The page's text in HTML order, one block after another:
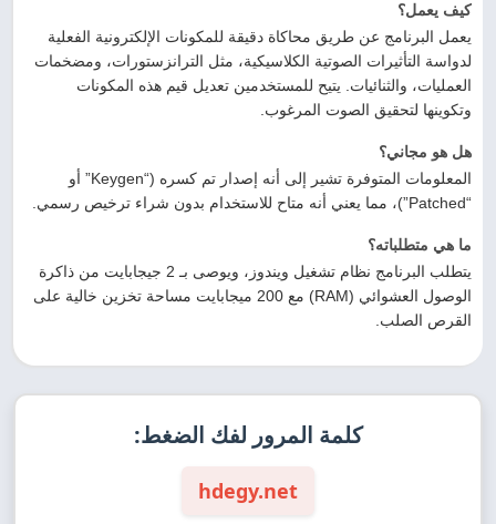
كيف يعمل؟
يعمل البرنامج عن طريق محاكاة دقيقة للمكونات الإلكترونية الفعلية
لدواسة التأثيرات الصوتية الكلاسيكية، مثل الترانزستورات، ومضخمات
العمليات، والثنائيات. يتيح للمستخدمين تعديل قيم هذه المكونات
وتكوينها لتحقيق الصوت المرغوب.
هل هو مجاني؟
المعلومات المتوفرة تشير إلى أنه إصدار تم كسره (“Keygen” أو
“Patched”)، مما يعني أنه متاح للاستخدام بدون شراء ترخيص رسمي.
ما هي متطلباته؟
يتطلب البرنامج نظام تشغيل ويندوز، ويوصى بـ 2 جيجابايت من ذاكرة
الوصول العشوائي (RAM) مع 200 ميجابايت مساحة تخزين خالية على
القرص الصلب.
كلمة المرور لفك الضغط:
hdegy.net